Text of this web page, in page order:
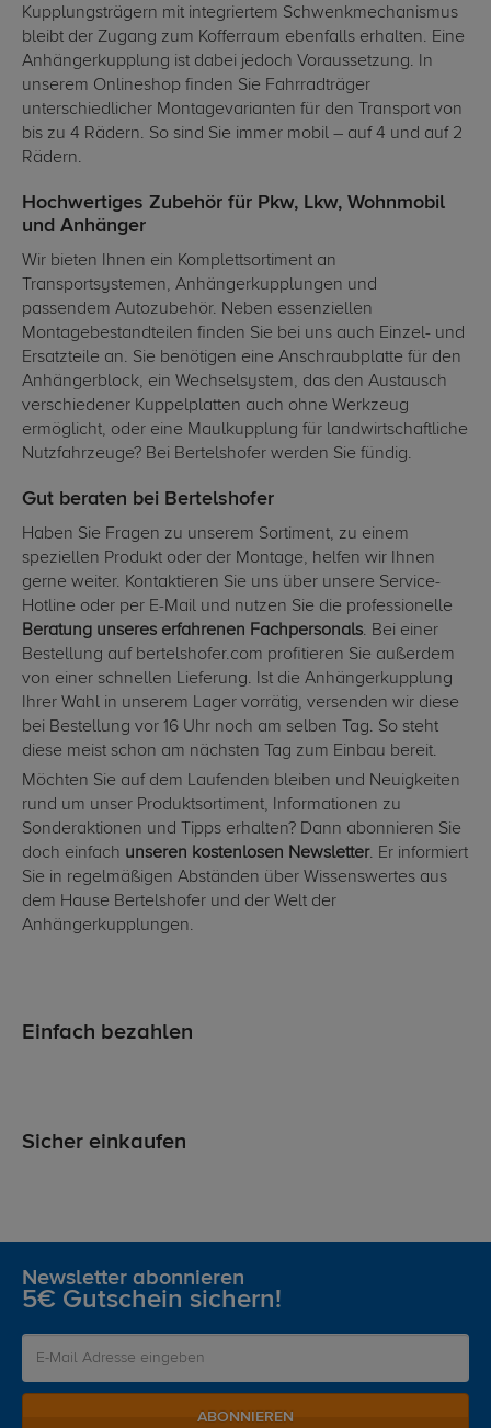
Kupplungsträgern mit integriertem Schwenkmechanismus
bleibt der Zugang zum Kofferraum ebenfalls erhalten. Eine
Anhängerkupplung ist dabei jedoch Voraussetzung. In
unserem Onlineshop finden Sie Fahrradträger
unterschiedlicher Montagevarianten für den Transport von
bis zu 4 Rädern. So sind Sie immer mobil – auf 4 und auf 2
Rädern.
Hochwertiges Zubehör für Pkw, Lkw, Wohnmobil
und Anhänger
Wir bieten Ihnen ein Komplettsortiment an
Transportsystemen, Anhängerkupplungen und
passendem Autozubehör. Neben essenziellen
Montagebestandteilen finden Sie bei uns auch Einzel- und
Ersatzteile an. Sie benötigen eine Anschraubplatte für den
Anhängerblock, ein Wechselsystem, das den Austausch
verschiedener Kuppelplatten auch ohne Werkzeug
ermöglicht, oder eine Maulkupplung für landwirtschaftliche
Nutzfahrzeuge? Bei Bertelshofer werden Sie fündig.
Gut beraten bei Bertelshofer
Haben Sie Fragen zu unserem Sortiment, zu einem
speziellen Produkt oder der Montage, helfen wir Ihnen
gerne weiter. Kontaktieren Sie uns über unsere Service-
Hotline oder per E-Mail und nutzen Sie die professionelle
Beratung unseres erfahrenen Fachpersonals. Bei einer
Bestellung auf bertelshofer.com profitieren Sie außerdem
von einer schnellen Lieferung. Ist die Anhängerkupplung
Ihrer Wahl in unserem Lager vorrätig, versenden wir diese
bei Bestellung vor 16 Uhr noch am selben Tag. So steht
diese meist schon am nächsten Tag zum Einbau bereit.
Möchten Sie auf dem Laufenden bleiben und Neuigkeiten
rund um unser Produktsortiment, Informationen zu
Sonderaktionen und Tipps erhalten? Dann abonnieren Sie
doch einfach unseren kostenlosen Newsletter. Er informiert
Sie in regelmäßigen Abständen über Wissenswertes aus
dem Hause Bertelshofer und der Welt der
Anhängerkupplungen.
Einfach bezahlen
Sicher einkaufen
Newsletter abonnieren
5€ Gutschein sichern!
ABONNIEREN